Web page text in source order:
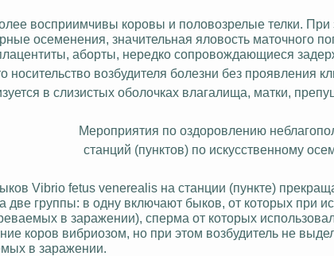
восприимчивы коровы и половозрелые телки.
осеменения, значительная яловость маточного
аборты, нередко сопровождающиеся
носительство возбудителя болезни без проявления
в слизистых оболочках влагалища, матки,
Мероприятия по оздоровлению
станций (пунктов) по искусственному
Vibrio fetus venerealis на станции (пункте)
две группы: в одну включают быков, от которых при
в заражении), сперма от которых
коров вибриозом, но при этом возбудитель не
в заражении.